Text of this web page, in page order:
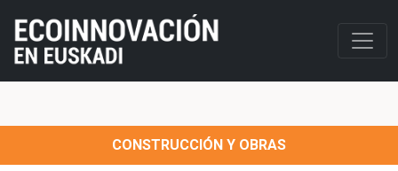
CONSTRUCCIÓN Y OBRAS